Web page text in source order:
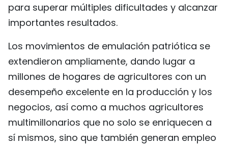
para superar múltiples dificultades y alcanzar
importantes resultados.
Los movimientos de emulación patriótica se
extendieron ampliamente, dando lugar a
millones de hogares de agricultores con un
desempeño excelente en la producción y los
negocios, así como a muchos agricultores
multimillonarios que no solo se enriquecen a
sí mismos, sino que también generan empleo